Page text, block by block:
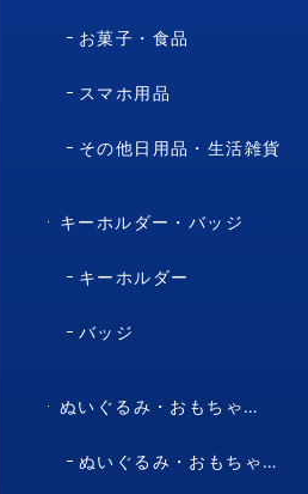
お菓子・食品
スマホ用品
その他日用品・生活雑貨
キーホルダー・バッジ
キーホルダー
バッジ
ぬいぐるみ・おもちゃ・マスコット・キャラクター
ぬいぐるみ・おもちゃ（マスコット・キャラクター）